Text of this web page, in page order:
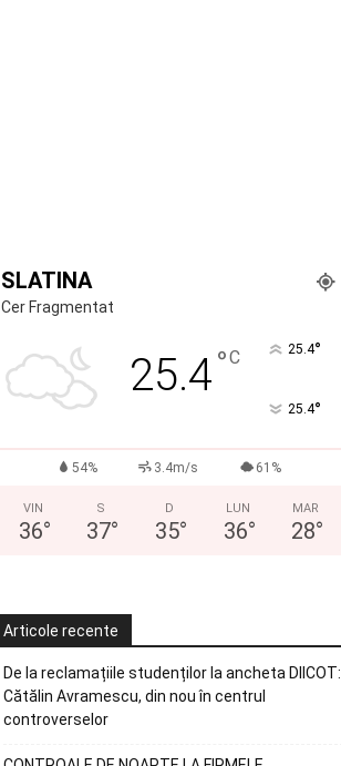
SLATINA
Cer Fragmentat
25.4°C 25.4°
25.4°
54% 3.4m/s 61%
VIN
36°
S
37°
D
35°
LUN
36°
MAR
28°
Articole recente
De la reclamațiile studenților la ancheta DIICOT:
Cătălin Avramescu, din nou în centrul
controverselor